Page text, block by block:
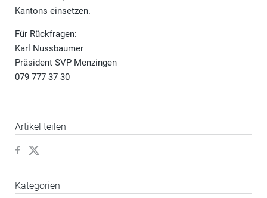
Kantons einsetzen.
Für Rückfragen:
Karl Nussbaumer
Präsident SVP Menzingen
079 777 37 30
Artikel teilen
Kategorien